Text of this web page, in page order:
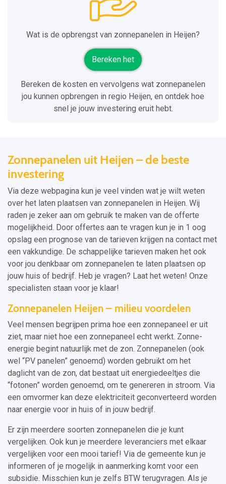
Wat is de opbrengst van zonnepanelen in Heijen?
Bereken het
Bereken de kosten en vervolgens wat zonnepanelen
jou kunnen opbrengen in regio Heijen, en ontdek hoe
snel je jouw investering eruit hebt.
Zonnepanelen uit Heijen – de beste
investering
Via deze webpagina kun je veel vinden wat je wilt weten
over het laten plaatsen van zonnepanelen in Heijen. Wij
raden je zeker aan om gebruik te maken van de offerte
mogelijkheid. Door offertes aan te vragen kun je in 1 oog
opslag een prognose van de tarieven krijgen na contact met
een vakkundige. De schappelijke tarieven maken het ook
voor jou denkbaar om zonnepanelen te laten plaatsen op
jouw huis of bedrijf. Heb je vragen? Laat het weten! Onze
specialisten staan voor je klaar!
Zonnepanelen Heijen – milieu voordelen
Veel mensen begrijpen prima hoe een zonnepaneel er uit
ziet, maar niet hoe een zonnepaneel echt werkt. Zonne-
energie begint natuurlijk met de zon. Zonnepanelen (ook
wel “PV panelen” genoemd) worden gebruikt om het
daglicht van de zon, dat bestaat uit energiedeeltjes die
“fotonen” worden genoemd, om te genereren in stroom. Via
een omvormer kan deze elektriciteit geconverteerd worden
naar energie voor in huis of in jouw bedrijf.
Er zijn meerdere soorten zonnepanelen die je kunt
vergelijken. Ook kun je meerdere leveranciers met elkaar
vergelijken voor een mooi tarief! Via de gemeente kun je
informeren of je mogelijk in aanmerking komt voor een
subsidie. Misschien kun je zelfs BTW terugvragen. Als je